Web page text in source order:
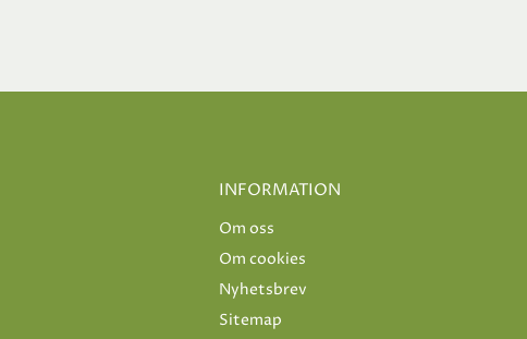
INFORMATION
Om oss
Om cookies
Nyhetsbrev
Sitemap